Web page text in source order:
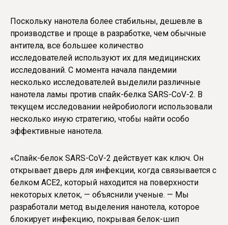
Поскольку нанотела более стабильны, дешевле в
производстве и проще в разработке, чем обычные
антитела, все большее количество
исследователей используют их для медицинских
исследований. С момента начала пандемии
несколько исследователей выделили различные
нанотела ламы против спайк-белка SARS-CoV-2. В
текущем исследовании нейробиологи использовали
несколько иную стратегию, чтобы найти особо
эффективные нанотела.
«Спайк-белок SARS-CoV-2 действует как ключ. Он
открывает дверь для инфекции, когда связывается с
белком ACE2, который находится на поверхности
некоторых клеток, — объяснили ученые. — Мы
разработали метод выделения нанотела, которое
блокирует инфекцию, покрывая белок-шип